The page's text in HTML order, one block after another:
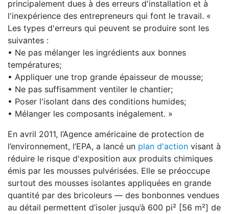
principalement dues à des erreurs d'installation et à
l'inexpérience des entrepreneurs qui font le travail. «
Les types d'erreurs qui peuvent se produire sont les
suivantes :
• Ne pas mélanger les ingrédients aux bonnes
températures;
• Appliquer une trop grande épaisseur de mousse;
• Ne pas suffisamment ventiler le chantier;
• Poser l'isolant dans des conditions humides;
• Mélanger les composants inégalement. »
En avril 2011, l’Agence américaine de protection de
l’environnement, l’EPA, a lancé un plan d'action visant à
réduire le risque d'exposition aux produits chimiques
émis par les mousses pulvérisées. Elle se préoccupe
surtout des mousses isolantes appliquées en grande
quantité par des bricoleurs — des bonbonnes vendues
au détail permettent d’isoler jusqu’à 600 pi² [56 m²] de